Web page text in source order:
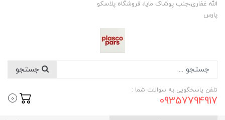
الله غفاری،جنب پوشاک مایا، فروشگاه پلاسکو
پارس
تلفن پاسخگویی به سوالات شما :
09357794917
0